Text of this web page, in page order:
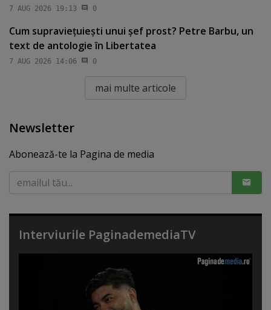
7 AUG 2026 19:13 0
Cum supravieţuieşti unui şef prost? Petre Barbu, un
text de antologie în Libertatea
7 AUG 2026 14:06 0
mai multe articole
Newsletter
Abonează-te la Pagina de media
Interviurile PaginademediaTV